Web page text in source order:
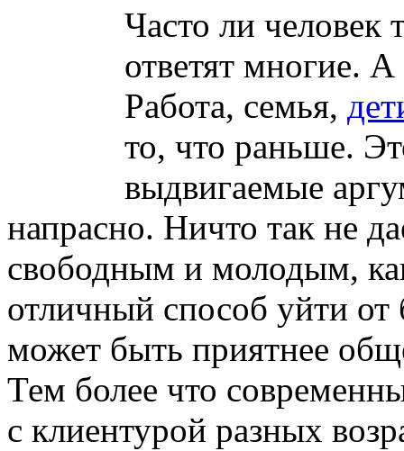
Часто ли человек
ответят многие.
Работа, семья,
то, что раньше.
выдвигаемые
напрасно. Ничто так не
свободным и молодым,
отличный способ уйти от
может быть приятнее
Тем более что
с клиентурой разных